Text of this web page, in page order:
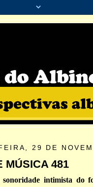
29 DE
MÚSICA 481
sonoridade intimista do